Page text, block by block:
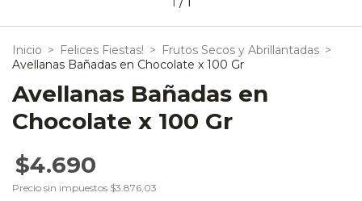
Inicio > Felices Fiestas! > Frutos Secos y Abrillantadas >
Avellanas Bañadas en Chocolate x 100 Gr
Avellanas Bañadas en
Chocolate x 100 Gr
$4.690
Precio sin impuestos $3.876,03